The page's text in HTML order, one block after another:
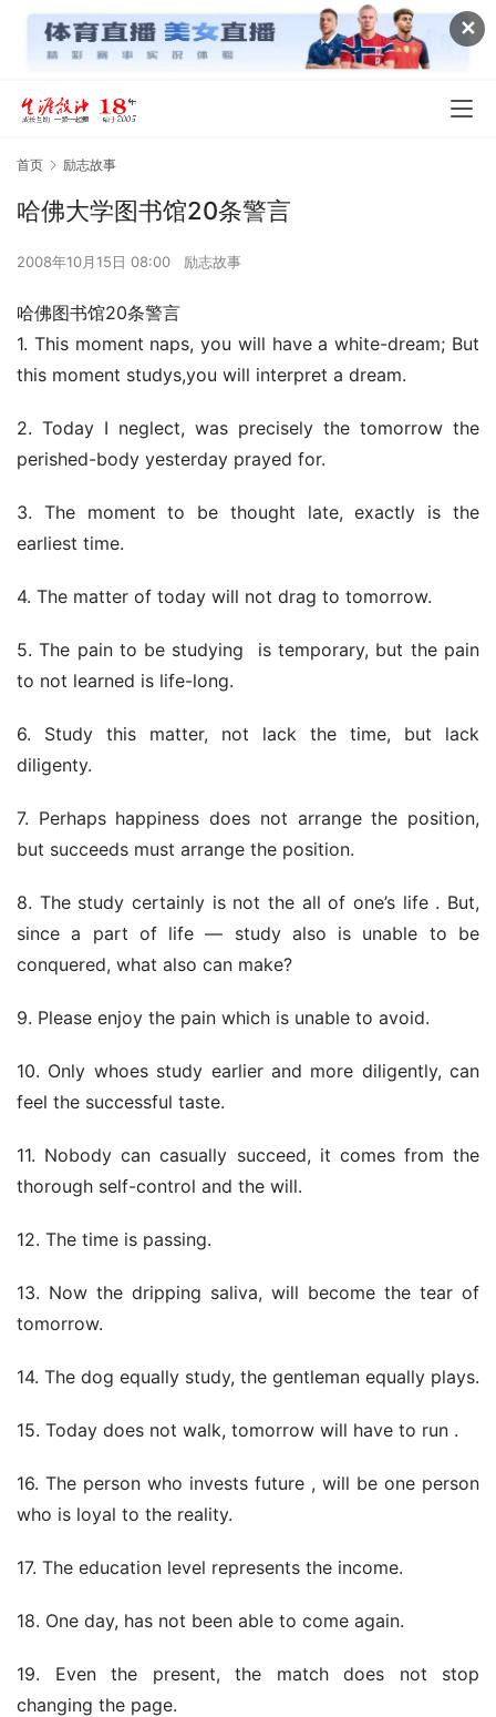
✕
首页 励志故事
哈佛大学图书馆20条警言
2008年10月15日 08:00 励志故事
哈佛图书馆20条警言
1. This moment naps, you will have a white-dream; But
this moment studys,you will interpret a dream.
2. Today I neglect, was precisely the tomorrow the
perished-body yesterday prayed for.
3. The moment to be thought late, exactly is the
earliest time.
4. The matter of today will not drag to tomorrow.
5. The pain to be studying  is temporary, but the pain
to not learned is life-long.
6. Study this matter, not lack the time, but lack
diligenty.
7. Perhaps happiness does not arrange the position,
but succeeds must arrange the position.
8. The study certainly is not the all of one’s life . But,
since a part of life — study also is unable to be
conquered, what also can make?
9. Please enjoy the pain which is unable to avoid.
10. Only whoes study earlier and more diligently, can
feel the successful taste.
11. Nobody can casually succeed, it comes from the
thorough self-control and the will.
12. The time is passing.
13. Now the dripping saliva, will become the tear of
tomorrow.
15. Today does not walk, tomorrow will have to run .
16. The person who invests future , will be one person
who is loyal to the reality.
17. The education level represents the income.
18. One day, has not been able to come again.
19. Even the present, the match does not stop
changing the page.